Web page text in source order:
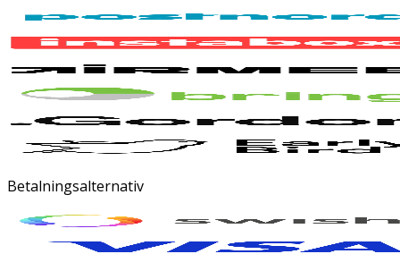
Betalningsalternativ